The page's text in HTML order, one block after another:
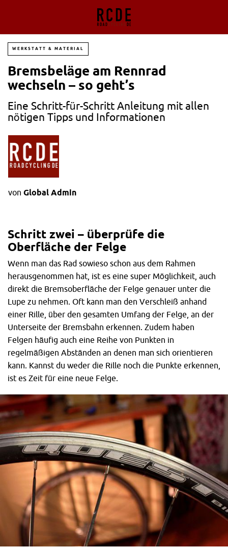
WERKSTATT & MATERIAL
Bremsbeläge am Rennrad
wechseln – so geht’s
Eine Schritt-für-Schritt Anleitung mit allen
nötigen Tipps und Informationen
von Global Admin
Schritt zwei – überprüfe die
Oberfläche der Felge
Wenn man das Rad sowieso schon aus dem Rahmen
herausgenommen hat, ist es eine super Möglichkeit, auch
direkt die Bremsoberfläche der Felge genauer unter die
Lupe zu nehmen. Oft kann man den Verschleiß anhand
einer Rille, über den gesamten Umfang der Felge, an der
Unterseite der Bremsbahn erkennen. Zudem haben
Felgen häufig auch eine Reihe von Punkten in
regelmäßigen Abständen an denen man sich orientieren
kann. Kannst du weder die Rille noch die Punkte erkennen,
ist es Zeit für eine neue Felge.